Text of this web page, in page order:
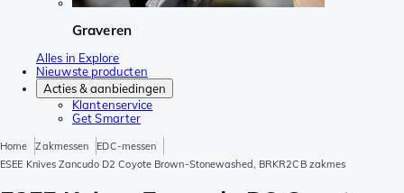
Graveren
Alles in Explore
Nieuwste producten
Acties & aanbiedingen
Klantenservice
Get Smarter
Home Zakmessen
EDC-messen
ESEE Knives Zancudo D2 Coyote Brown-Stonewashed, BRKR2CB zakmes